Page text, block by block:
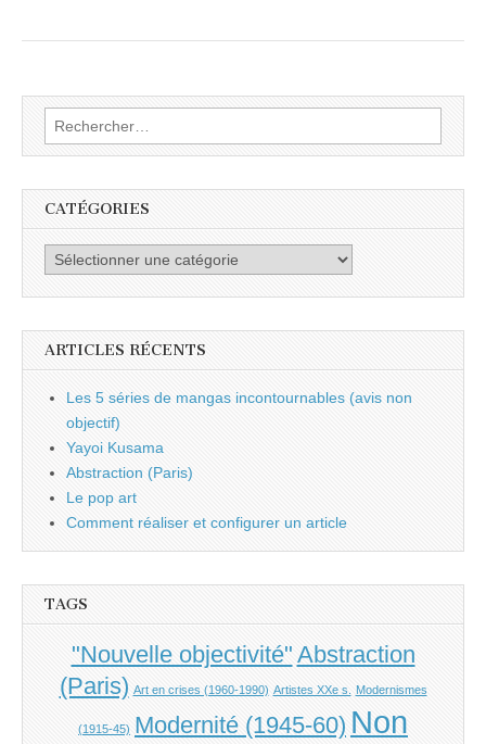
Rechercher :
CATÉGORIES
Catégories
ARTICLES RÉCENTS
Les 5 séries de mangas incontournables (avis non
objectif)
Yayoi Kusama
Abstraction (Paris)
Le pop art
Comment réaliser et configurer un article
TAGS
"Nouvelle objectivité" Abstraction
(Paris) Art en crises (1960-1990) Artistes XXe s. Modernismes
(1915-45) Modernité (1945-60) Non